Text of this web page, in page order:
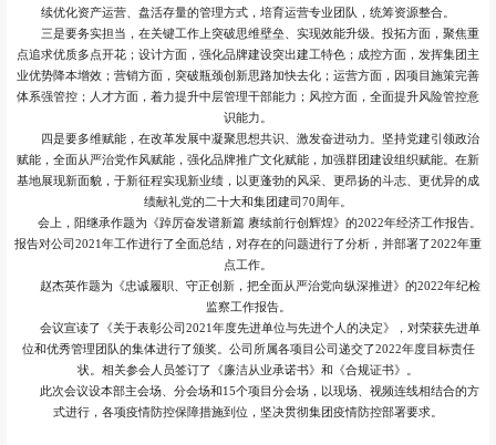
续优化资产运营、盘活存量的管理方式，培育运营专业团队，统筹资源整合。
三是要务实担当，在关键工作上突破思维壁垒、实现效能升级。投拓方面，聚焦重
点追求优质多点开花；设计方面，强化品牌建设突出建工特色；成控方面，发挥集团主
业优势降本增效；营销方面，突破瓶颈创新思路加快去化；运营方面，因项目施策完善
体系强管控；人才方面，着力提升中层管理干部能力；风控方面，全面提升风险管控意
识能力。
四是要多维赋能，在改革发展中凝聚思想共识、激发奋进动力。坚持党建引领政治
赋能，全面从严治党作风赋能，强化品牌推广文化赋能，加强群团建设组织赋能。在新
基地展现新面貌，于新征程实现新业绩，以更蓬勃的风采、更昂扬的斗志、更优异的成
绩献礼党的二十大和集团建司70周年。
会上，阳继承作题为《踔厉奋发谱新篇 赓续前行创辉煌》的2022年经济工作报告。
报告对公司2021年工作进行了全面总结，对存在的问题进行了分析，并部署了2022年重
点工作。
赵杰英作题为《忠诚履职、守正创新，把全面从严治党向纵深推进》的2022年纪检
监察工作报告。
会议宣读了《关于表彰公司2021年度先进单位与先进个人的决定》，对荣获先进单
位和优秀管理团队的集体进行了颁奖。公司所属各项目公司递交了2022年度目标责任
状。相关参会人员签订了《廉洁从业承诺书》和《合规证书》。
此次会议设本部主会场、分会场和15个项目分会场，以现场、视频连线相结合的方
式进行，各项疫情防控保障措施到位，坚决贯彻集团疫情防控部署要求。